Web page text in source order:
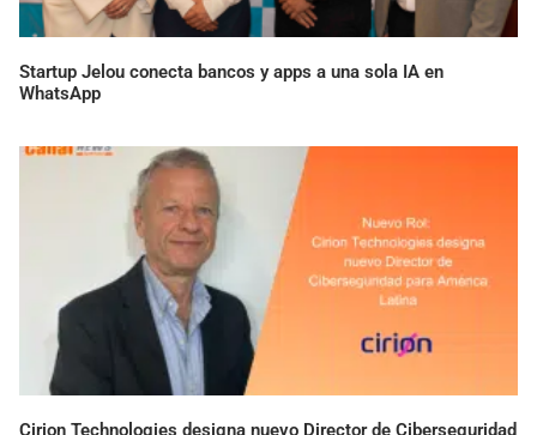
Startup Jelou conecta bancos y apps a una sola IA en
WhatsApp
Cirion Technologies designa nuevo Director de Ciberseguridad